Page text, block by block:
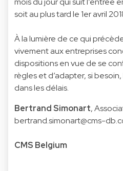
soit au plus tard le 1er avril
À la lumière de ce qui
vivement aux entreprises
dispositions en vue de se
règles et d’adapter, si
dans les délais.
Bertrand Simonart,
bertrand.simonart@cms-
CMS Belgium